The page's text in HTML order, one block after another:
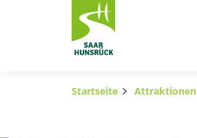
Zum Hauptinhalt springen
Startseite Attraktionen